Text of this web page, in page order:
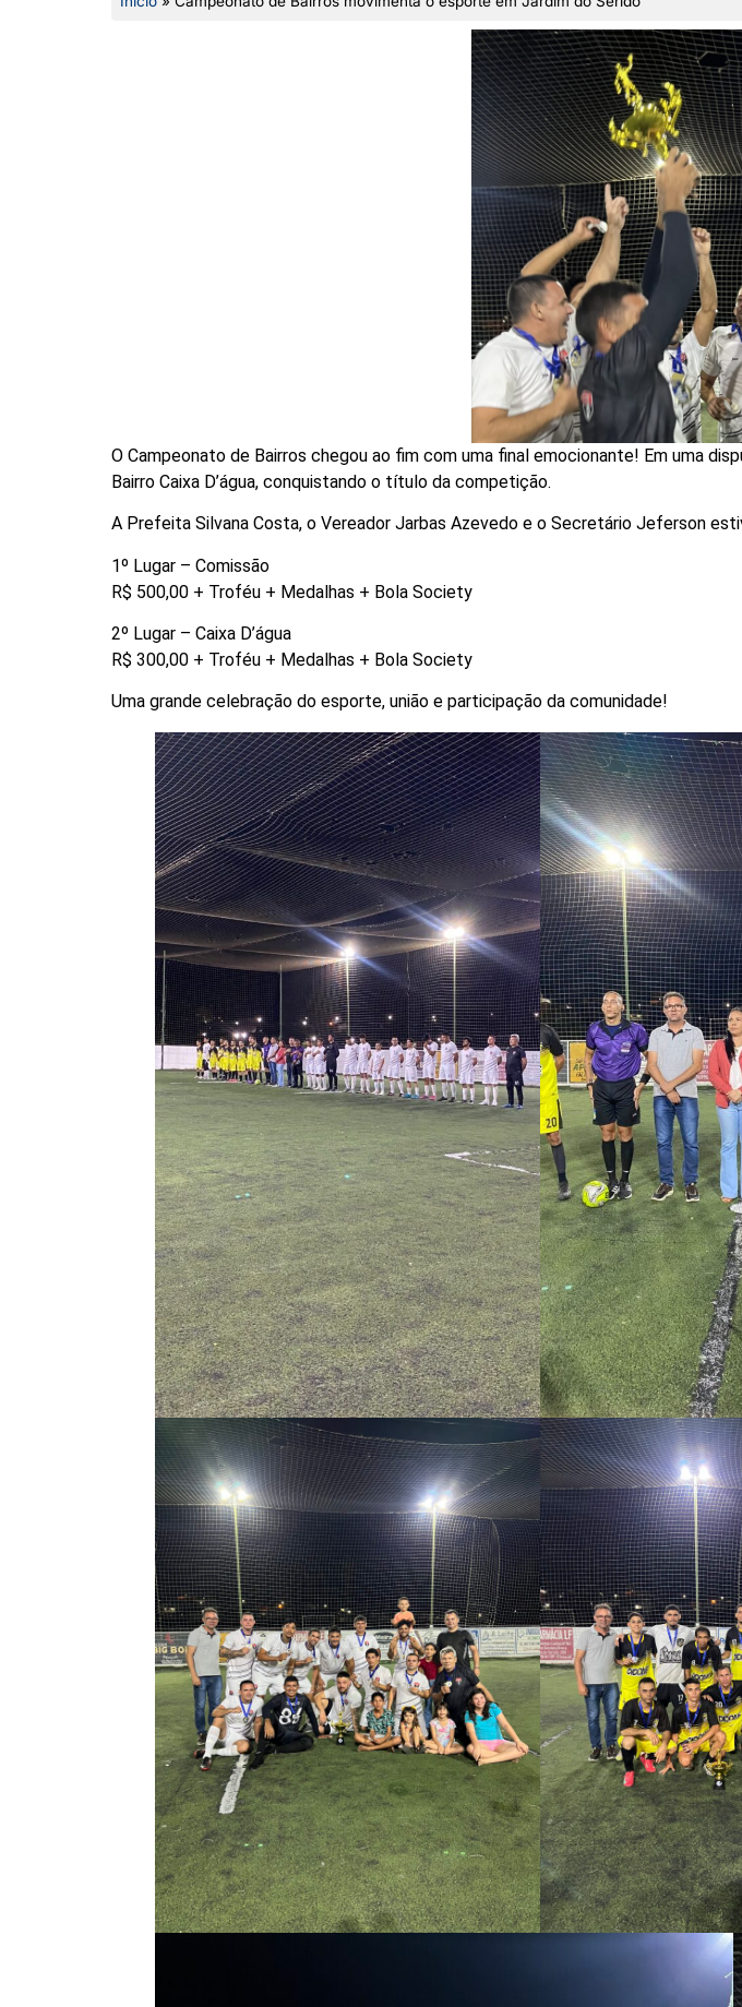
O Campeonato de Bairros chegou ao fim com uma final emocionante! Em uma
Bairro Caixa D’água, conquistando o título da competição.
A Prefeita Silvana Costa, o Vereador Jarbas Azevedo e o Secretário Jeferson
1º Lugar – Comissão
R$ 500,00 + Troféu + Medalhas + Bola Society
2º Lugar – Caixa D’água
R$ 300,00 + Troféu + Medalhas + Bola Society
Uma grande celebração do esporte, união e participação da comunidade!